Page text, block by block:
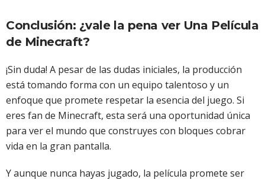
Conclusión: ¿vale la pena ver Una Película
de Minecraft?
¡Sin duda! A pesar de las dudas iniciales, la producción
está tomando forma con un equipo talentoso y un
enfoque que promete respetar la esencia del juego. Si
eres fan de Minecraft, esta será una oportunidad única
para ver el mundo que construyes con bloques cobrar
vida en la gran pantalla.
Y aunque nunca hayas jugado, la película promete ser